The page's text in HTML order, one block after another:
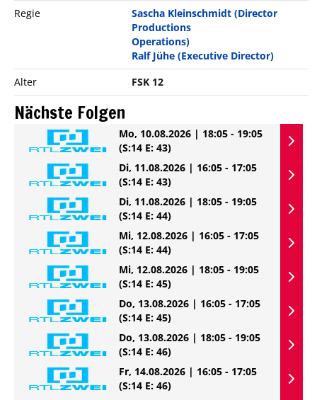
Regie
Sascha Kleinschmidt (Director
Productions
Operations)
Ralf Jühe (Executive Director)
Alter
FSK 12
Nächste Folgen
Mo, 10.08.2026 | 18:05 - 19:05
(S:14 E: 43)
Di, 11.08.2026 | 16:05 - 17:05
(S:14 E: 43)
Di, 11.08.2026 | 18:05 - 19:05
(S:14 E: 44)
Mi, 12.08.2026 | 16:05 - 17:05
(S:14 E: 44)
Mi, 12.08.2026 | 18:05 - 19:05
(S:14 E: 45)
Do, 13.08.2026 | 16:05 - 17:05
(S:14 E: 45)
Do, 13.08.2026 | 18:05 - 19:05
(S:14 E: 46)
Fr, 14.08.2026 | 16:05 - 17:05
(S:14 E: 46)